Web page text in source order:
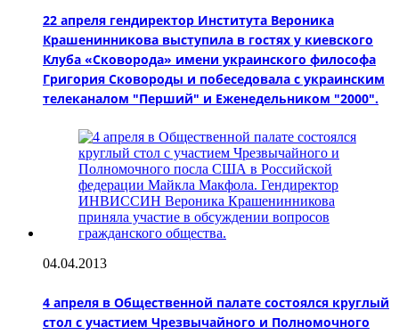
22 апреля гендиректор Института Вероника
Крашенинникова выступила в гостях у киевского
Клуба «Сковорода» имени украинского философа
Григория Сковороды и побеседовала с украинским
телеканалом "Перший" и Еженедельником "2000".
04.04.2013
4 апреля в Общественной палате состоялся круглый
стол с участием Чрезвычайного и Полномочного